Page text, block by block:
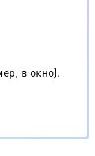
в окно).